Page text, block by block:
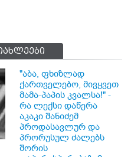
"აბა, ფხიზლად
ქართველებო, მივყვეთ
მამა-პაპის კვალსა!" -
რა ლექსი დაწერა
აკაკი შანიძემ
პროდასავლურ და
პრორუსულ ძალებს
შორის